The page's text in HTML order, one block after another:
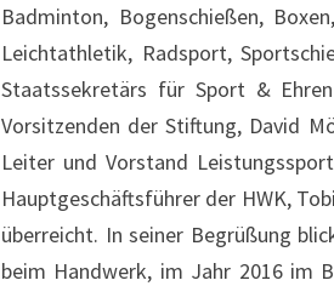
Badminton, Bogenschießen,
Leichtathletik, Radsport,
Staatssekretärs für Sport &
Vorsitzenden der Stiftung, David
Leiter und Vorstand
Hauptgeschäftsführer der HWK,
überreicht. In seiner Begrüßung
beim Handwerk, im Jahr 2016 im